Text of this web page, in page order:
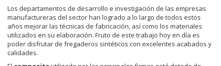
Los departamentos de desarrollo e investigación de las empresas
manufactureras del sector han logrado a lo largo de todos estos
años mejorar las técnicas de fabricación, así como los materiales
utilizados en su elaboración. Fruto de este trabajo hoy en día es
poder disfrutar de fregaderos sintéticos con excelentes acabados y
calidades.